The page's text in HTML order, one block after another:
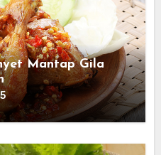
Mantap Gila